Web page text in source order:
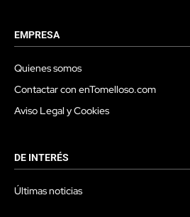
EMPRESA
Quienes somos
Contactar con enTomelloso.com
Aviso Legal y Cookies
DE INTERÉS
Últimas noticias